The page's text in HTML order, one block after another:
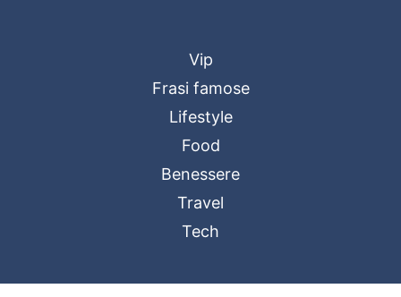
Vip
Frasi famose
Lifestyle
Food
Benessere
Travel
Tech